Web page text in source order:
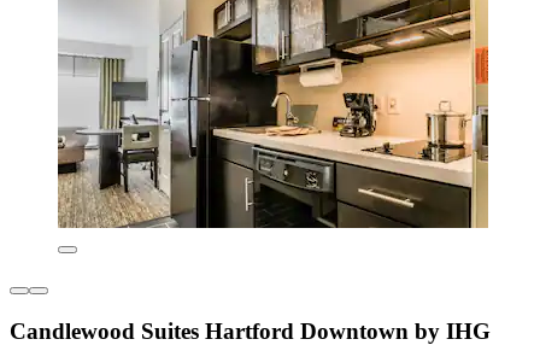
Candlewood Suites Hartford Downtown by IHG